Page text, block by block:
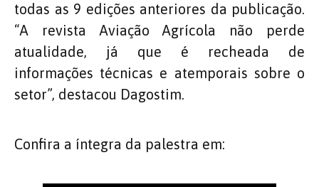
todas as 9 edições anteriores da publicação.
“A revista Aviação Agrícola não perde
atualidade, já que é recheada de
informações técnicas e atemporais sobre o
setor”, destacou Dagostim.
Confira a íntegra da palestra em: